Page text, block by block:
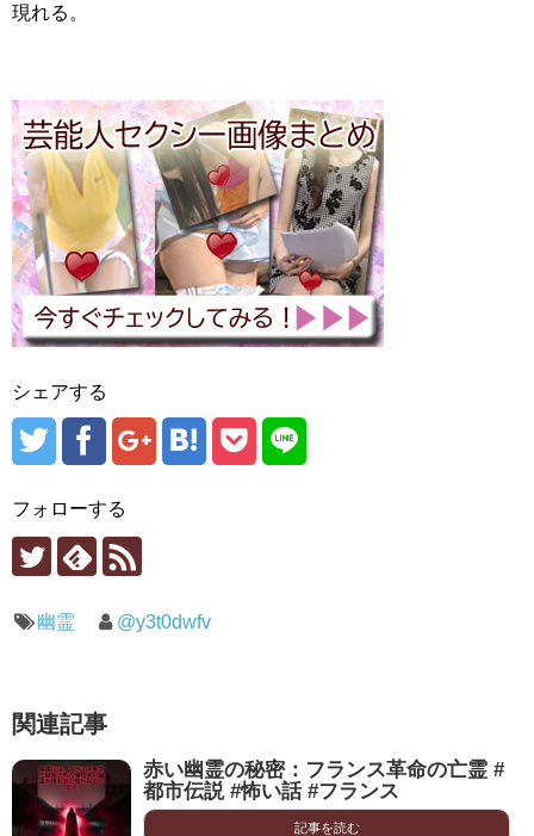
現れる。
シェアする
フォローする
幽霊 @y3t0dwfv
関連記事
赤い幽霊の秘密：フランス革命の亡霊 #
都市伝説 #怖い話 #フランス
記事を読む